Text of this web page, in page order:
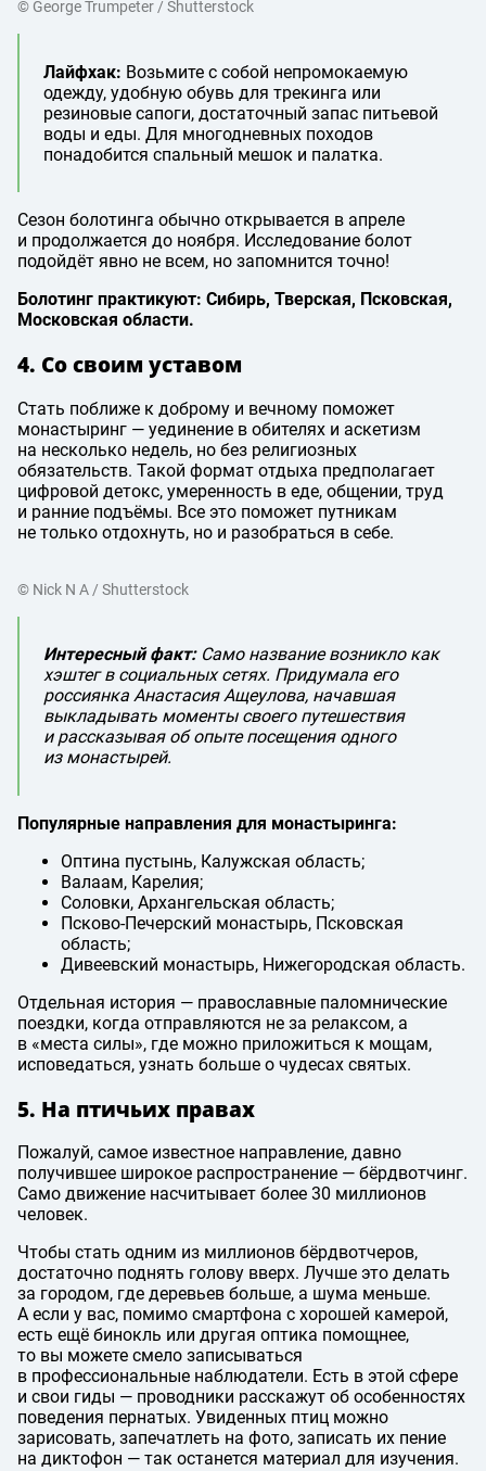
© George Trumpeter / Shutterstock
Лайфхак: Возьмите с собой непромокаемую
одежду, удобную обувь для трекинга или
резиновые сапоги, достаточный запас питьевой
воды и еды. Для многодневных походов
понадобится спальный мешок и палатка.
Сезон болотинга обычно открывается в апреле
и продолжается до ноября. Исследование болот
подойдёт явно не всем, но запомнится точно!
Болотинг практикуют: Сибирь, Тверская, Псковская,
Московская области.
4. Со своим уставом
Стать поближе к доброму и вечному поможет
монастыринг — уединение в обителях и аскетизм
на несколько недель, но без религиозных
обязательств. Такой формат отдыха предполагает
цифровой детокс, умеренность в еде, общении, труд
и ранние подъёмы. Все это поможет путникам
не только отдохнуть, но и разобраться в себе.
© Nick N A / Shutterstock
Интересный факт:Само название возникло как
хэштег в социальных сетях. Придумала его
россиянка Анастасия Ащеулова, начавшая
выкладывать моменты своего путешествия
и рассказывая об опыте посещения одного
из монастырей.
Популярные направления для монастыринга:
Оптина пустынь, Калужская область;
Валаам, Карелия;
Соловки, Архангельская область;
Псково-Печерский монастырь, Псковская
область;
Дивеевский монастырь, Нижегородская область.
Отдельная история — православные паломнические
поездки, когда отправляются не за релаксом, а
в «места силы», где можно приложиться к мощам,
исповедаться, узнать больше о чудесах святых.
5. На птичьих правах
Пожалуй, самое известное направление, давно
получившее широкое распространение — бёрдвотчинг.
Само движение насчитывает более 30 миллионов
человек.
Чтобы стать одним из миллионов бёрдвотчеров,
достаточно поднять голову вверх. Лучше это делать
за городом, где деревьев больше, а шума меньше.
А если у вас, помимо смартфона с хорошей камерой,
есть ещё бинокль или другая оптика помощнее,
то вы можете смело записываться
в профессиональные наблюдатели. Есть в этой сфере
и свои гиды — проводники расскажут об особенностях
поведения пернатых. Увиденных птиц можно
зарисовать, запечатлеть на фото, записать их пение
на диктофон — так останется материал для изучения.